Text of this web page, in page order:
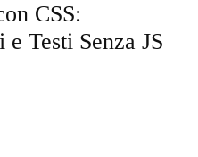
CSS:
Testi Senza JS